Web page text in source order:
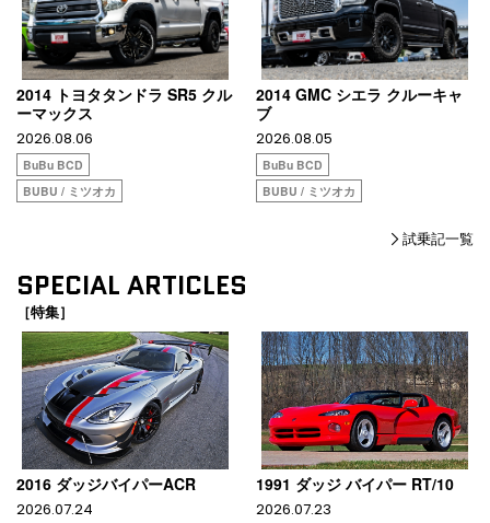
2014 トヨタタンドラ SR5 クル
ーマックス
2026.08.06
BuBu BCD
BUBU / ミツオカ
2014 GMC シエラ クルーキャ
ブ
2026.08.05
BuBu BCD
BUBU / ミツオカ
試乗記一覧
SPECIAL ARTICLES
［特集］
2016 ダッジバイパーACR
2026.07.24
1991 ダッジ バイパー RT/10
2026.07.23